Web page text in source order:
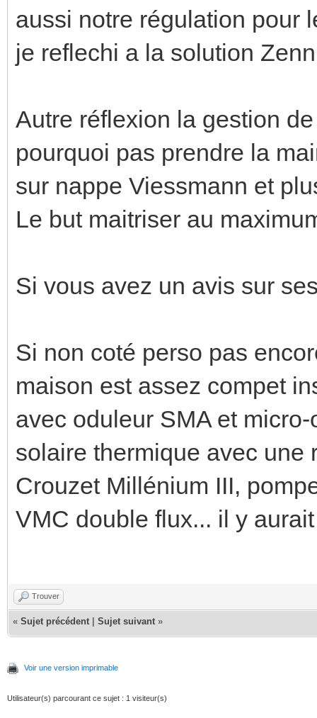
aussi notre régulation pour
je reflechi a la solution
Autre réflexion la gestion
pourquoi pas prendre la
sur nappe Viessmann et
Le but maitriser au
Si vous avez un avis sur
Si non coté perso pas
maison est assez compet
avec oduleur SMA et
solaire thermique avec une
Crouzet Millénium III,
VMC double flux... il y
Trouver
« Sujet précédent Sujet suivant »
Voir une version imprimable
Utilisateur(s) parcourant ce sujet : 1 visiteur(s)